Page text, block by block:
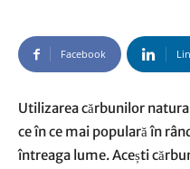
Facebook
Utilizarea cărbunilor
ce în ce mai populară în
întreaga lume. Acești